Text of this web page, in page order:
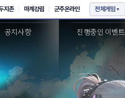
새소식
공지사항
이벤트
진행중인 이벤트